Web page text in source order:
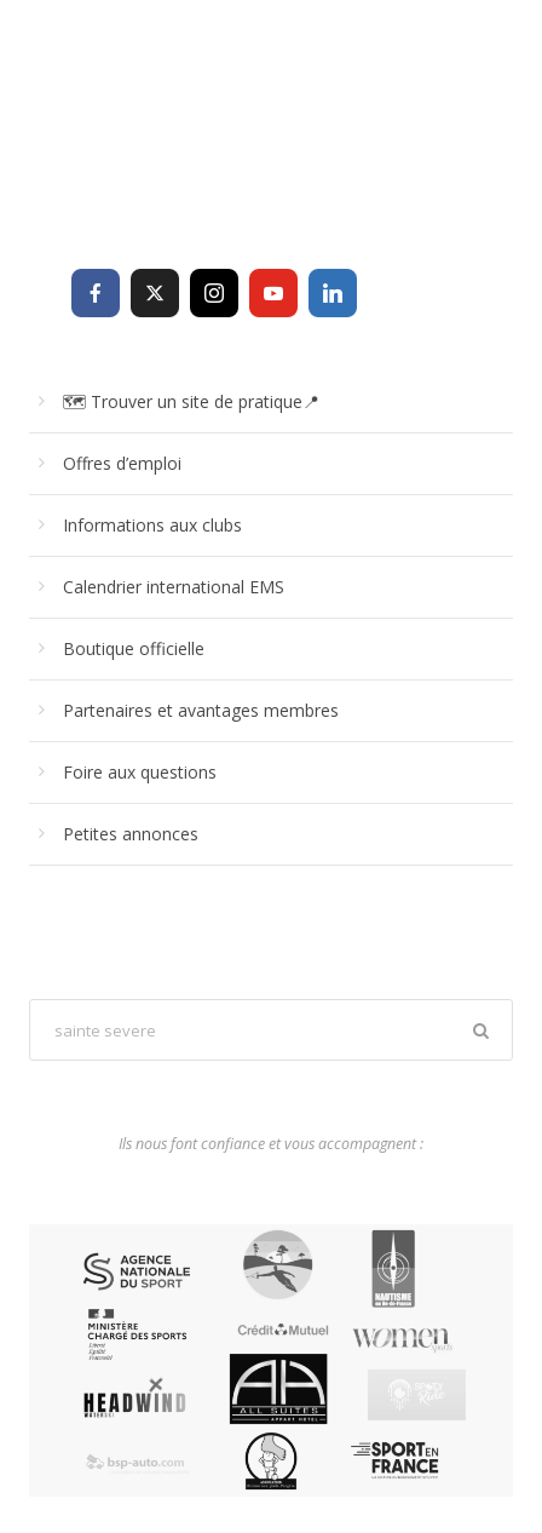
🗺 Trouver un site de pratique📍
Offres d’emploi
Informations aux clubs
Calendrier international EMS
Boutique officielle
Partenaires et avantages membres
Foire aux questions
Petites annonces
Ils nous font confiance et vous accompagnent :